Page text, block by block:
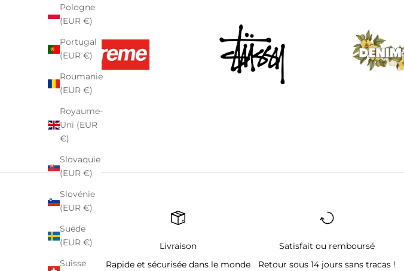
Pologne
(EUR €)
Portugal
(EUR €)
Roumanie
(EUR €)
Royaume-
Uni (EUR
€)
Slovaquie
(EUR €)
Slovénie
(EUR €)
Suède
(EUR €)
Suisse
Livraison
Rapide et sécurisée dans le monde
Satisfait ou remboursé
Retour sous 14 jours sans tracas !